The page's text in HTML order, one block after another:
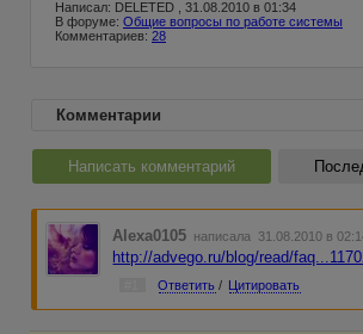
Написал: DELETED , 31.08.2010 в 01:34
В форуме: Общие вопросы по работе системы
Комментариев: 28
Комментарии
Написать комментарий
Alexa0105 написала 31.08.2010 в
http://advego.ru/blog/read/
Ответить / Цитировать